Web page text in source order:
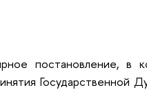
постановление, в
Государственной